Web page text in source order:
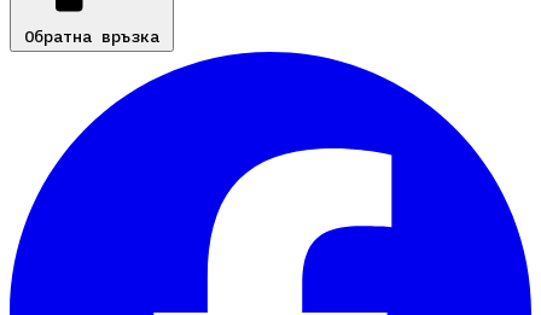
Обратна връзка
Обратна връзка